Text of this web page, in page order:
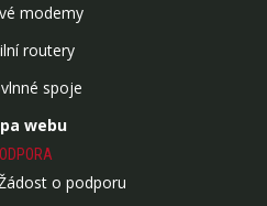
modemy
routery
spoje
webu
o podporu